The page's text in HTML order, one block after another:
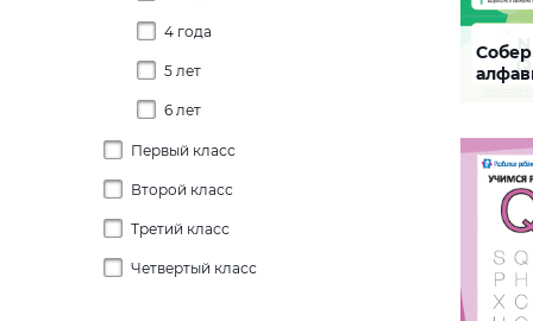
4 года
5 лет
6 лет
Первый класс
Второй класс
Третий класс
Четвертый класс
Буква
места
СКАЧАТЬ